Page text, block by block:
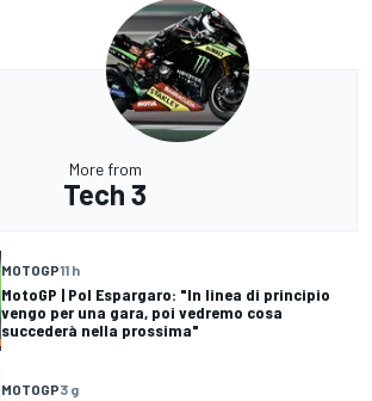
More from
Tech 3
MOTOGP11 h
MotoGP | Pol Espargaro: "In linea di principio
vengo per una gara, poi vedremo cosa
succederà nella prossima"
MOTOGP3 g